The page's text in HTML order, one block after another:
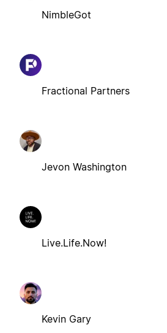
NimbleGot
Fractional Partners
Jevon Washington
Live.Life.Now!
Kevin Gary